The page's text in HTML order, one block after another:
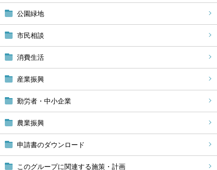
公園緑地
市民相談
消費生活
産業振興
勤労者・中小企業
農業振興
申請書のダウンロード
このグループに関連する施策・計画